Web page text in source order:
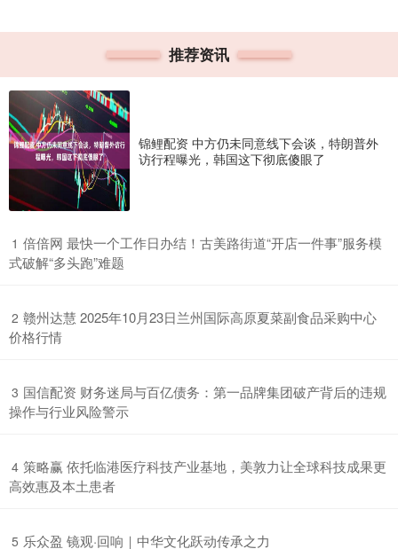
推荐资讯
锦鲤配资 中方仍未同意线下会谈，特朗普外
访行程曝光，韩国这下彻底傻眼了
1 ​倍倍网 最快一个工作日办结！古美路街道“开店一件事”服务模
式破解“多头跑”难题
2 ​赣州达慧 2025年10月23日兰州国际高原夏菜副食品采购中心
价格行情
3 ​国信配资 财务迷局与百亿债务：第一品牌集团破产背后的违规
操作与行业风险警示
4 ​策略赢 依托临港医疗科技产业基地，美敦力让全球科技成果更
高效惠及本土患者
5 ​乐众盈 镜观·回响｜中华文化跃动传承之力